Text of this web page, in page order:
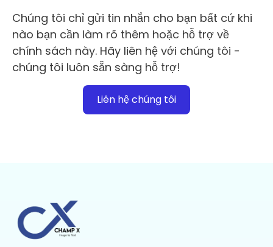
Chúng tôi chỉ gửi tin nhắn cho bạn bất cứ khi
nào bạn cần làm rõ thêm hoặc hỗ trợ về
chính sách này. Hãy liên hệ với chúng tôi -
chúng tôi luôn sẵn sàng hỗ trợ!
Liên hệ chúng tôi